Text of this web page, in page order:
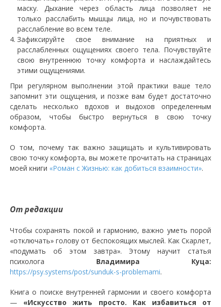
маску. Дыхание через область лица позволяет не
только расслабить мышцы лица, но и почувствовать
расслабление во всем теле.
Зафиксируйте свое внимание на приятных и
расслабленных ощущениях своего тела. Почувствуйте
свою внутреннюю точку комфорта и наслаждайтесь
этими ощущениями.
При регулярном выполнении этой практики ваше тело
запомнит эти ощущения, и позже вам будет достаточно
сделать несколько вдохов и выдохов определенным
образом, чтобы быстро вернуться в свою точку
комфорта.
О том, почему так важно защищать и культивировать
свою точку комфорта, вы можете прочитать на страницах
моей книги «Роман с Жизнью: как добиться взаимности».
От редакции
Чтобы сохранять покой и гармонию, важно уметь порой
«отключать» голову от беспокоящих мыслей. Как Скарлет,
«подумать об этом завтра». Этому научит статья
психолога Владимира Куца:
https://psy.systems/post/sunduk-s-problemami.
Книга о поиске внутренней гармонии и своего комфорта
— «Искусство жить просто. Как избавиться от